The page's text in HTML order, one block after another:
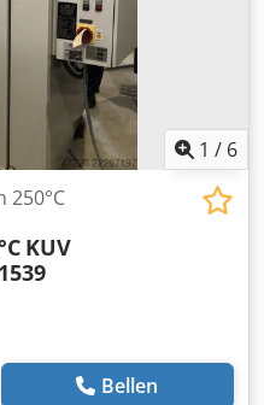
1 / 6
250°C
KUV
Bellen